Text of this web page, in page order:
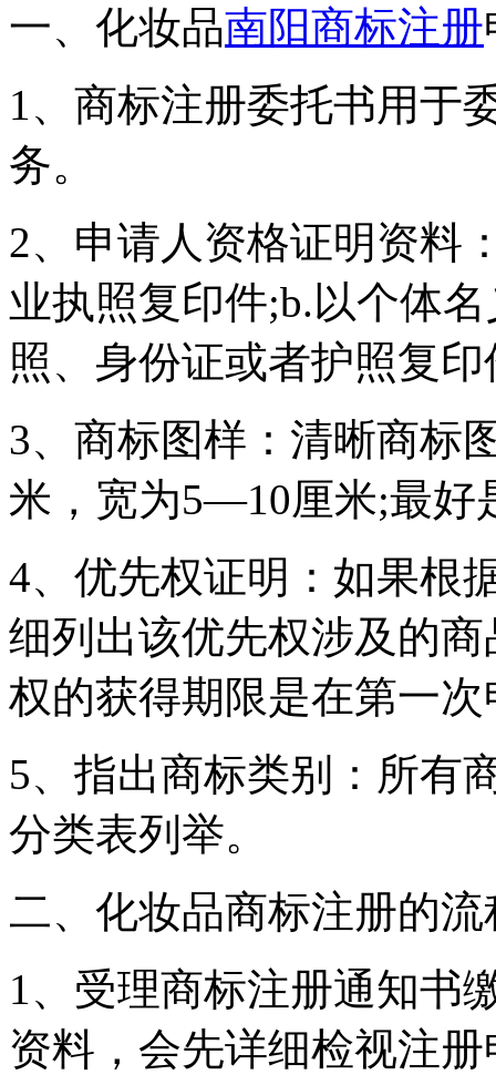
一、化妆品南阳商标注册
1、商标注册委托书用于
务。
2、申请人资格证明资料
业执照复印件;b.以个体
照、身份证或者护照复印
3、商标图样：清晰商标
米，宽为5—10厘米;最好
4、优先权证明：如果根
细列出该优先权涉及的
权的获得期限是在第一
5、指出商标类别：所有
分类表列举。
二、化妆品商标注册的流
1、受理商标注册通知书
资料，会先详细检视注